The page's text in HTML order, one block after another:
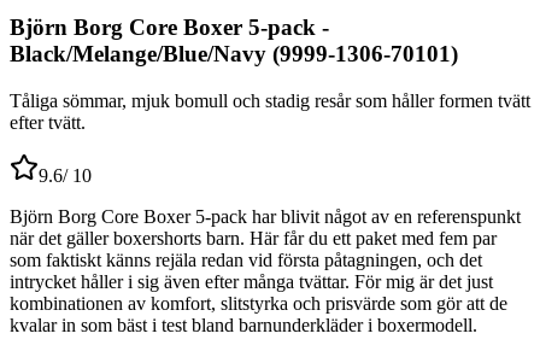
Björn Borg Core Boxer 5-pack -
Black/Melange/Blue/Navy (9999-1306-70101)
Tåliga sömmar, mjuk bomull och stadig resår som håller formen tvätt
efter tvätt.
9.6/ 10
Björn Borg Core Boxer 5-pack har blivit något av en referenspunkt
när det gäller boxershorts barn. Här får du ett paket med fem par
som faktiskt känns rejäla redan vid första påtagningen, och det
intrycket håller i sig även efter många tvättar. För mig är det just
kombinationen av komfort, slitstyrka och prisvärde som gör att de
kvalar in som bäst i test bland barnunderkläder i boxermodell.